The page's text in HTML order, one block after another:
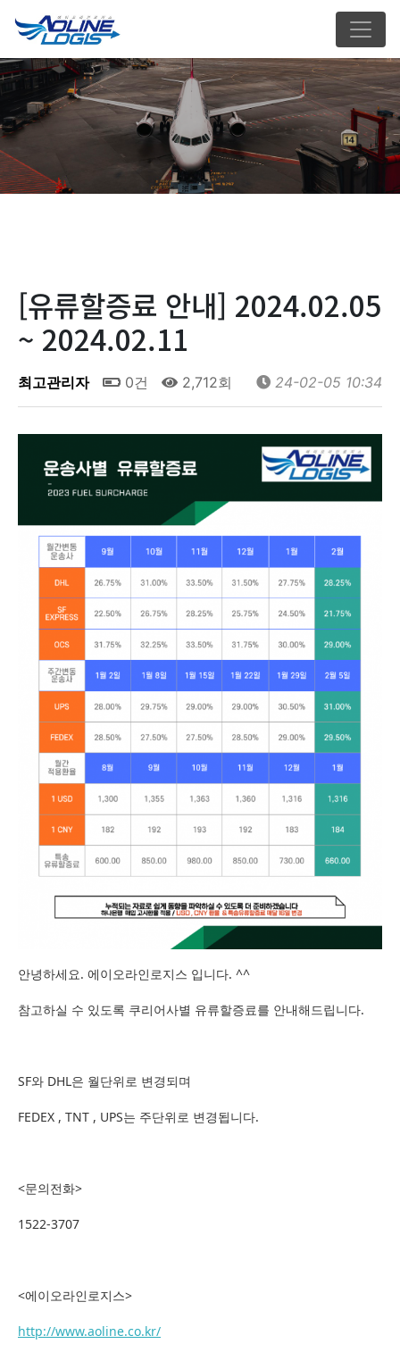
[유류할증료 안내] 2024.02.05
~ 2024.02.11
최고관리자 0건 2,712회 24-02-05 10:34
안녕하세요. 에이오라인로지스 입니다. ^^
참고하실 수 있도록 쿠리어사별 유류할증료를 안내해드립니다.
SF와 DHL은 월단위로 변경되며
FEDEX , TNT , UPS는 주단위로 변경됩니다.
<문의전화>
1522-3707
<에이오라인로지스>
http://www.aoline.co.kr/